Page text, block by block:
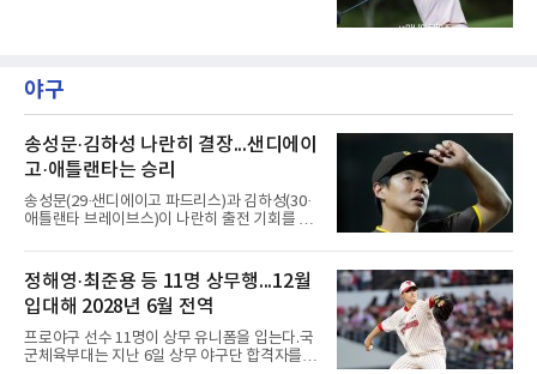
5) 더블보기에 이어 두 차례 보기로 하위권까지
처졌으나 후반 버디 3개를 몰
홀에서 경기하고 있다.
야구
송성문·김하성 나란히 결장...샌디에이
고·애틀랜타는 승리
송성문(29·샌디에이고 파드리스)과 김하성(30·
애틀랜타 브레이브스)이 나란히 출전 기회를 잡
체이스필드에서 열린 애리조나 다이아몬드백스
와의 원정 경기에서 벤치를 지켰다. 전날 교체로
나서 1볼넷 1득점을 기록했으나 이날은 끝내 더
그아웃을 벗어나지 못했다. 시즌 성적은 55경기
타율 0.208(106타수 22안타), 1홈런, 15타점이
다. 팀은 애리조나를 5-1로 꺾고 서부지구 2위와
1경기 차로 좁혔다.김하성의 상황은 더 어렵다.
정해영·최준용 등 11명 상무행...12월
입대해 2028년 6월 전역
프로야구 선수 11명이 상무 유니폼을 입는다.국
군체육부대는 지난 6일 상무 야구단 합격자를